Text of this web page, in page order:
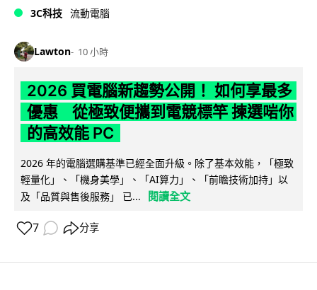
3C科技 流動電腦
Lawton 10 小時
2026 買電腦新趨勢公開！ 如何享最多
優惠 從極致便攜到電競標竿 揀選啱你
的高效能 PC
2026 年的電腦選購基準已經全面升級。除了基本效能，「極致
輕量化」、「機身美學」、「AI算力」、「前瞻技術加持」以
及「品質與售後服務」 已...
閱讀全文
7 分享